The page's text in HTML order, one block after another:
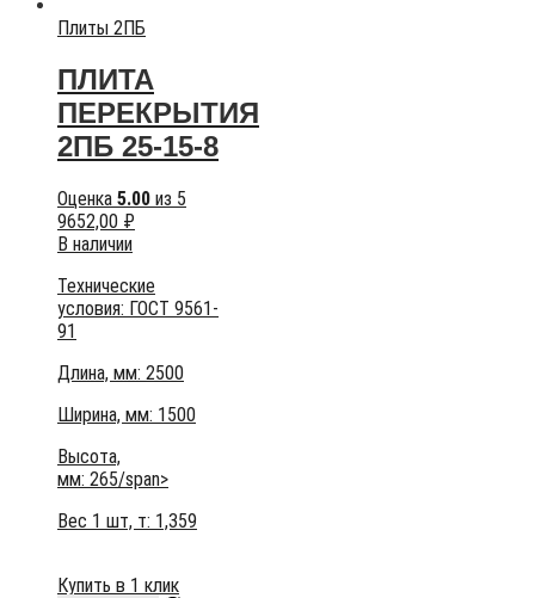
Плиты 2ПБ
ПЛИТА
ПЕРЕКРЫТИЯ
2ПБ 25-15-8
Оценка 5.00 из 5
9652,00 ₽
В наличии
Технические
условия: ГОСТ 9561-
91
Длина, мм: 2500
Ширина, мм: 1500
Высота,
мм: 265/span>
Вес 1 шт, т: 1,359
Купить в 1 клик